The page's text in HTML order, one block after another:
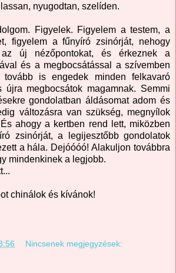
nyugodtan, szelíden.
Figyelek. Figyelem a testem, a
figyelem a fűnyíró zsinórját, nehogy
új nézőpontokat, és érkeznek a
és a megbocsátással a szívemben
tovább is engedek minden felkavaró
újra megbocsátok magamnak. Semmi
gondolatban áldásomat adom és
változásra van szükség, megnyílok
ahogy a kertben rend lett, miközben
zsinórját, a legijesztőbb gondolatok
a hála. Dejóóóó! Alakuljon továbbra
mindenkinek a legjobb.
chinálok és kívánok!
Nincsenek megjegyzések: